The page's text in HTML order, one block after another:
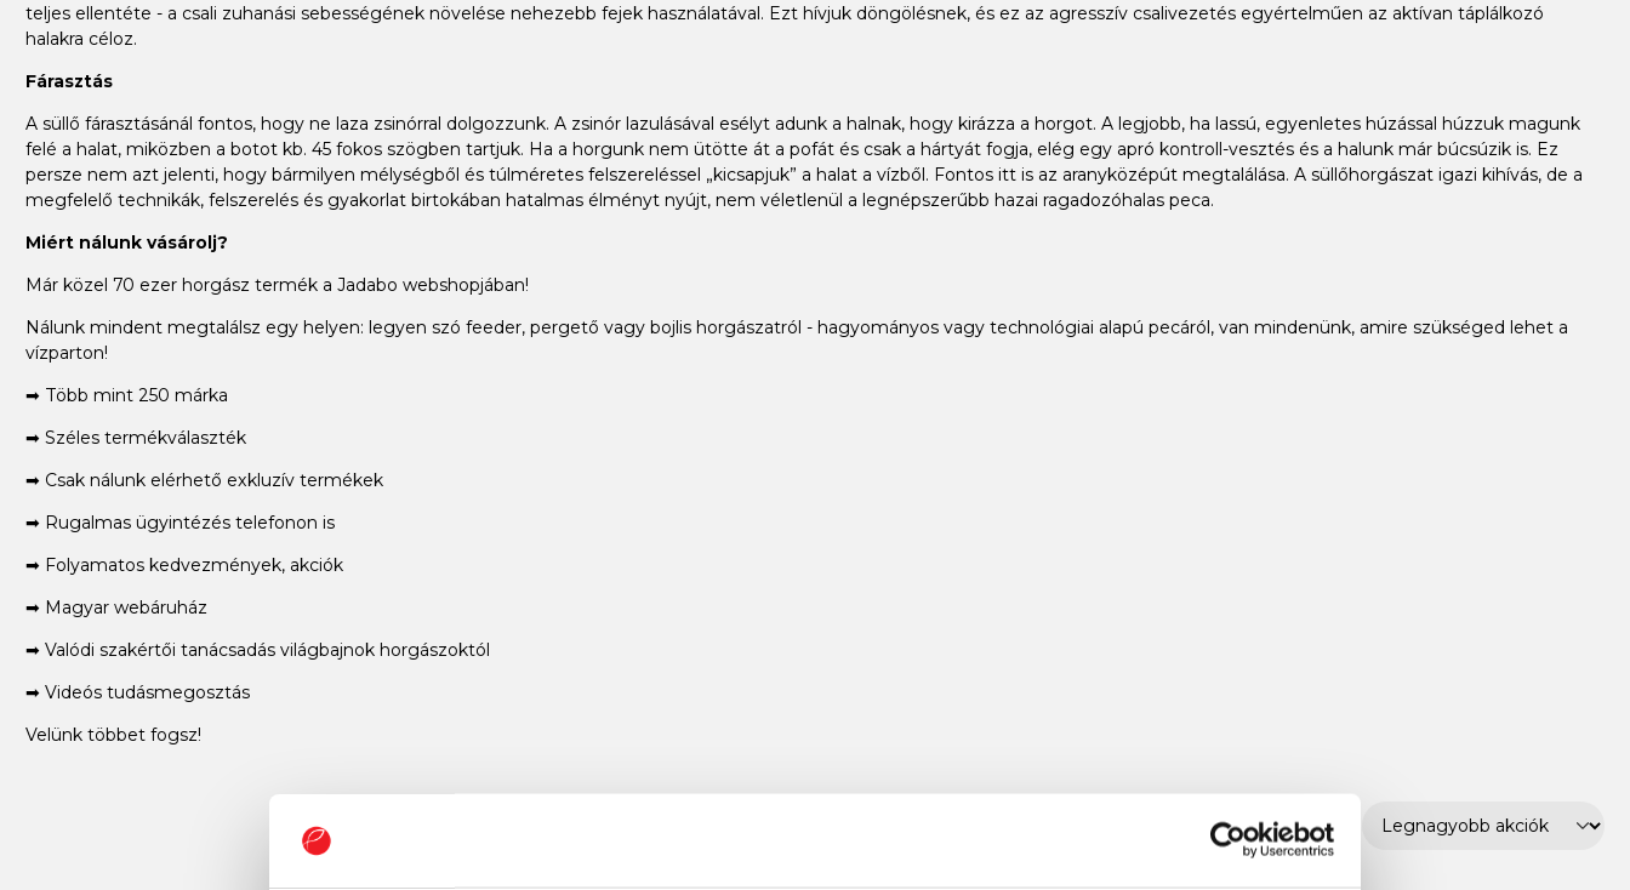
teljes ellentéte - a csali zuhanási sebességének növelése nehezebb fejek használatával. Ezt hívjuk döngölésnek, és ez az agresszív csalivezetés egyértelműen az aktívan táplálkozó
halakra céloz.
Fárasztás
A süllő fárasztásánál fontos, hogy ne laza zsinórral dolgozzunk. A zsinór lazulásával esélyt adunk a halnak, hogy kirázza a horgot. A legjobb, ha lassú, egyenletes húzással húzzuk magunk
felé a halat, miközben a botot kb. 45 fokos szögben tartjuk. Ha a horgunk nem ütötte át a pofát és csak a hártyát fogja, elég egy apró kontroll-vesztés és a halunk már búcsúzik is. Ez
persze nem azt jelenti, hogy bármilyen mélységből és túlméretes felszereléssel „kicsapjuk” a halat a vízből. Fontos itt is az aranyközépút megtalálása. A süllőhorgászat igazi kihívás, de a
megfelelő technikák, felszerelés és gyakorlat birtokában hatalmas élményt nyújt, nem véletlenül a legnépszerűbb hazai ragadozóhalas peca.
Miért nálunk vásárolj?
Már közel 70 ezer horgász termék a Jadabo webshopjában!
Nálunk mindent megtalálsz egy helyen: legyen szó feeder, pergető vagy bojlis horgászatról - hagyományos vagy technológiai alapú pecáról, van mindenünk, amire szükséged lehet a
vízparton!
➡ Több mint 250 márka
➡ Széles termékválaszték
➡ Csak nálunk elérhető exkluzív termékek
➡ Rugalmas ügyintézés telefonon is
➡ Folyamatos kedvezmények, akciók
➡ Magyar webáruház
➡ Valódi szakértői tanácsadás világbajnok horgászoktól
➡ Videós tudásmegosztás
Velünk többet fogsz!